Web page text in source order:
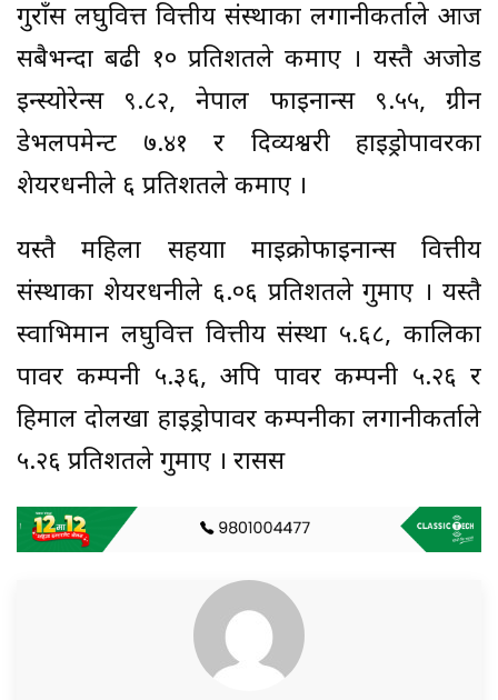
गुराँस लघुवित्त वित्तीय संस्थाका लगानीकर्ताले आज
सबैभन्दा बढी १० प्रतिशतले कमाए । यस्तै अजोड
इन्स्योरेन्स ९.८२, नेपाल फाइनान्स ९.५५, ग्रीन
डेभलपमेन्ट ७.४१ र दिव्यश्वरी हाइड्रोपावरका
शेयरधनीले ६ प्रतिशतले कमाए ।
यस्तै महिला सहयात्रा माइक्रोफाइनान्स वित्तीय
संस्थाका शेयरधनीले ६.०६ प्रतिशतले गुमाए । यस्तै
स्वाभिमान लघुवित्त वित्तीय संस्था ५.६८, कालिका
पावर कम्पनी ५.३६, अपि पावर कम्पनी ५.२६ र
हिमाल दोलखा हाइड्रोपावर कम्पनीका लगानीकर्ताले
५.२६ प्रतिशतले गुमाए । रासस